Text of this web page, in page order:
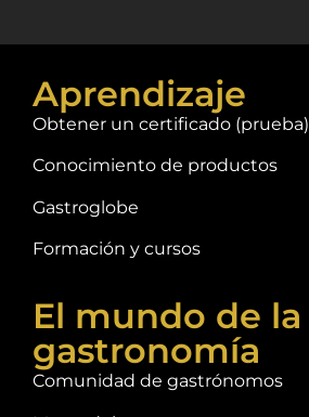
Aprendizaje
Obtener un certificado (prueba)
Conocimiento de productos
Gastroglobe
Formación y cursos
El mundo de la
gastronomía
Comunidad de gastrónomos